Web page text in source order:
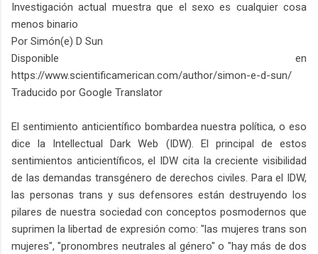
Investigación actual muestra que el sexo es cualquier cosa
menos binario
Por Simón(e) D Sun
Disponible en
https://www.scientificamerican.com/author/simon-e-d-sun/
Traducido por Google Translator
El sentimiento anticientífico bombardea nuestra política, o eso
dice la Intellectual Dark Web (IDW). El principal de estos
sentimientos anticientíficos, el IDW cita la creciente visibilidad
de las demandas transgénero de derechos civiles. Para el IDW,
las personas trans y sus defensores están destruyendo los
pilares de nuestra sociedad con conceptos posmodernos que
suprimen la libertad de expresión como: "las mujeres trans son
mujeres", "pronombres neutrales al género" o "hay más de dos